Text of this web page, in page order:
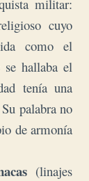
militar:
cuyo
como el
hallaba el
tenía una
palabra no
de armonía
(linajes